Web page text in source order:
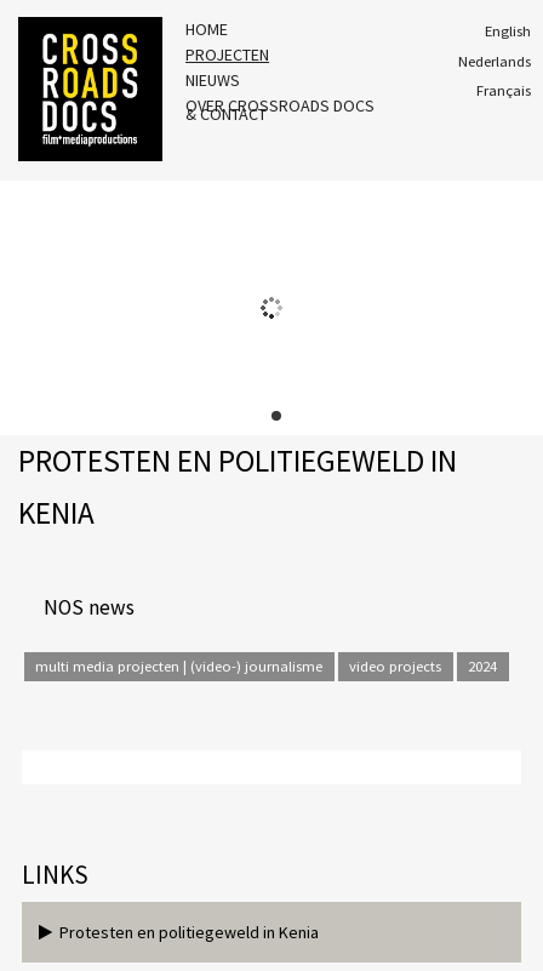
HOME
PROJECTEN
NIEUWS
OVER CROSSROADS DOCS
& CONTACT
English
Nederlands
Français
PROTESTEN EN POLITIEGEWELD IN
KENIA
NOS news
multi media projecten | (video-) journalisme video projects 2024
LINKS
Protesten en politiegeweld in Kenia